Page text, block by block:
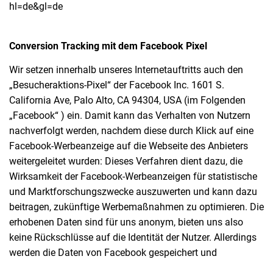
hl=de&gl=de
Conversion Tracking mit dem Facebook Pixel
Wir setzen innerhalb unseres Internetauftritts auch den
„Besucheraktions-Pixel“ der Facebook Inc. 1601 S.
California Ave, Palo Alto, CA 94304, USA (im Folgenden
„Facebook“ ) ein. Damit kann das Verhalten von Nutzern
nachverfolgt werden, nachdem diese durch Klick auf eine
Facebook-Werbeanzeige auf die Webseite des Anbieters
weitergeleitet wurden: Dieses Verfahren dient dazu, die
Wirksamkeit der Facebook-Werbeanzeigen für statistische
und Marktforschungszwecke auszuwerten und kann dazu
beitragen, zukünftige Werbemaßnahmen zu optimieren. Die
erhobenen Daten sind für uns anonym, bieten uns also
keine Rückschlüsse auf die Identität der Nutzer. Allerdings
werden die Daten von Facebook gespeichert und